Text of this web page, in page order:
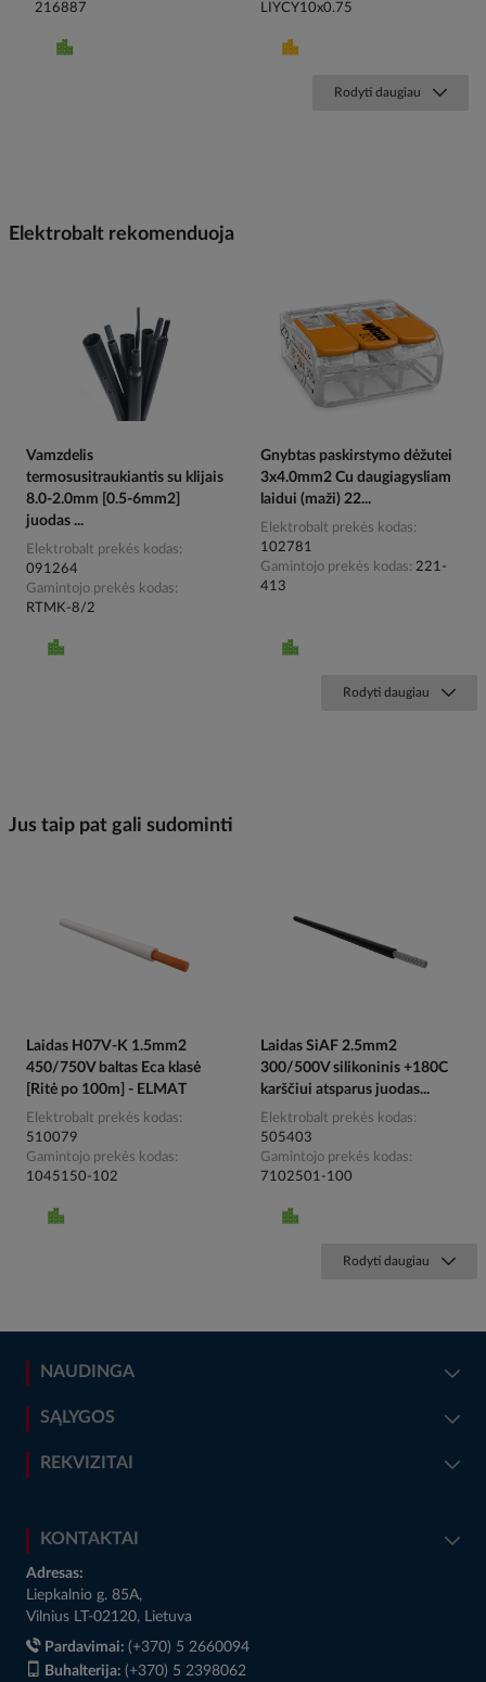
216887
LIYCY10x0.75
Rodyti daugiau
Elektrobalt rekomenduoja
Vamzdelis
termosusitraukiantis su klijais
8.0-2.0mm [0.5-6mm2]
juodas ...
Elektrobalt prekės kodas
091264
Gamintojo prekės kodas
RTMK-8/2
Gnybtas paskirstymo dėžutei
3x4.0mm2 Cu daugiagysliam
laidui (maži) 22...
Elektrobalt prekės kodas
102781
Gamintojo prekės kodas 221-
413
Rodyti daugiau
Jus taip pat gali sudominti
Laidas H07V-K 1.5mm2
450/750V baltas Eca klasė
[Ritė po 100m] - ELMAT
Elektrobalt prekės kodas
510079
Gamintojo prekės kodas
1045150-102
Laidas SiAF 2.5mm2
300/500V silikoninis +180C
karščiui atsparus juodas...
Elektrobalt prekės kodas
505403
Gamintojo prekės kodas
7102501-100
Rodyti daugiau
NAUDINGA
SĄLYGOS
REKVIZITAI
KONTAKTAI
Adresas:
Liepkalnio g. 85A,
Vilnius LT-02120, Lietuva
Pardavimai: (+370) 5 2660094
Buhalterija: (+370) 5 2398062